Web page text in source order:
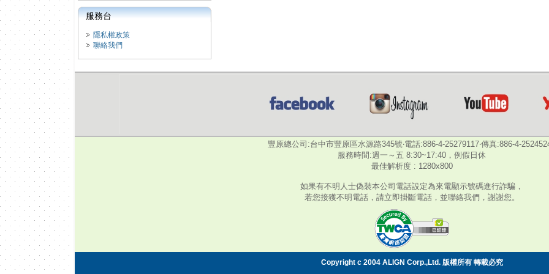
服務台
隱私權政策
聯絡我們
豐原總公司:台中市豐原區水源路345號‧電話:886-4-25279117‧傳真:886-4-
服務時間:週一～五 8:30~17:40，例假日休
最佳解析度 : 1280x800
如果有不明人士偽裝本公司電話設定為來電顯示號碼進行詐騙，
若您接獲不明電話，請立即掛斷電話，並聯絡我們，謝謝您。
Copyright c 2004 ALIGN Corp.,Ltd. 版權所有 轉載必究